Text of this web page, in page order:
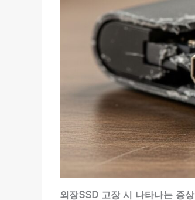
외장SSD 고장 시 나타나는 증상